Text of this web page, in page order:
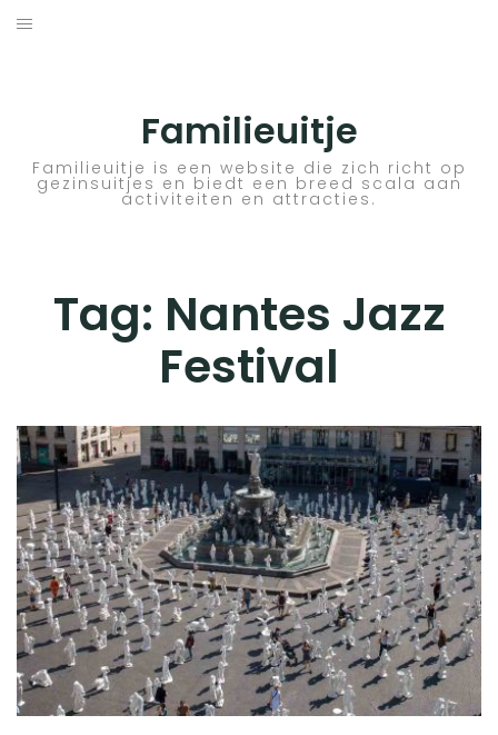
Skip
Familieuitje
Familieuitje is een website die zich richt op
gezinsuitjes en biedt een breed scala aan
activiteiten en attracties.
Tag: Nantes Jazz
Festival
HOTELTIPS